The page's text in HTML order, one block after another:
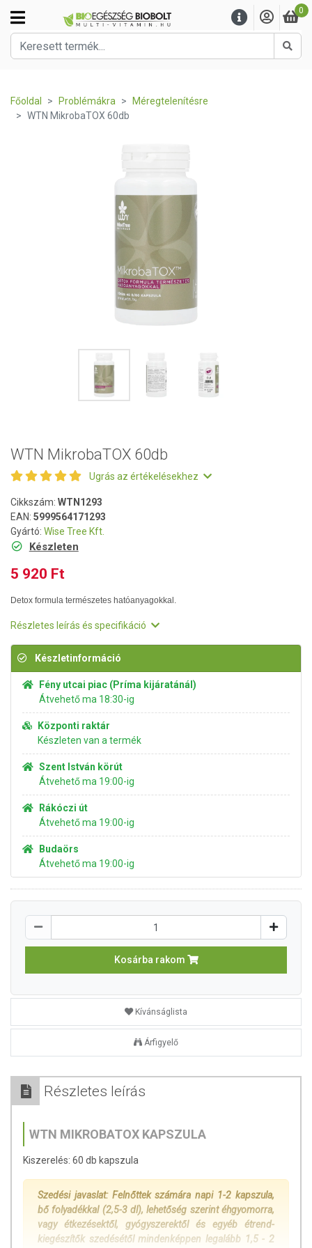
0
Főoldal Problémákra
Méregtelenítésre
WTN MikrobaTOX 60db
WTN MikrobaTOX 60db
Ugrás az értékelésekhez
Cikkszám: WTN1293
EAN: 5999564171293
Gyártó: Wise Tree Kft.
Készleten
5 920 Ft
Detox formula természetes hatóanyagokkal.
Részletes leírás és specifikáció
Készletinformáció
Fény utcai piac (Príma kijáratánál)
Átvehető ma 18:30-ig
Központi raktár
Készleten van a termék
Szent István körút
Átvehető ma 19:00-ig
Rákóczi út
Átvehető ma 19:00-ig
Budaörs
Átvehető ma 19:00-ig
Kosárba rakom
Kívánságlista
Árfigyelő
Részletes leírás
WTN MIKROBATOX KAPSZULA
Kiszerelés: 60 db kapszula
Szedési javaslat: Felnőttek számára napi 1-2 kapszula,
bő folyadékkal (2,5-3 dl), lehetőség szerint éhgyomorra,
vagy étkezésektől, gyógyszerektől és egyéb étrend-
kiegészítők szedésétől mindenképpen legalább 1,5 - 2